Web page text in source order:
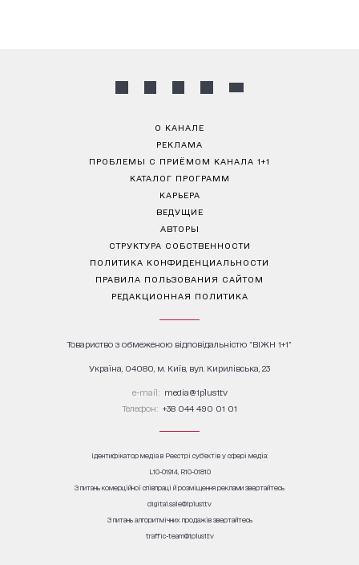
О КАНАЛЕ
РЕКЛАМА
ПРОБЛЕМЫ С ПРИЁМОМ КАНАЛА 1+1
КАТАЛОГ ПРОГРАММ
КАРЬЕРА
ВЕДУЩИЕ
АВТОРЫ
СТРУКТУРА СОБСТВЕННОСТИ
ПОЛИТИКА КОНФИДЕНЦИАЛЬНОСТИ
ПРАВИЛА ПОЛЬЗОВАНИЯ САЙТОМ
РЕДАКЦИОННАЯ ПОЛИТИКА
Товариство з обмеженою відповідальністю "ВІЖН 1+1"
Україна, 04080, м. Київ, вул. Кирилівська, 23
е-mail: media@1plus1.tv
Телефон: +38 044 490 01 01
Ідентифікатор медіа в Реєстрі суб’єктів у сфері медіа:
L10-01914, R10-01810
З питань комерційної співпраці й розміщення реклами звертайтесь
digital.sale@1plus1.tv
З питань алгоритмічних продажів звертайтесь
traffic-team@1plus1.tv